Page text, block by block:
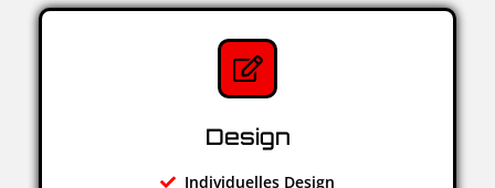
Design
Individuelles Design